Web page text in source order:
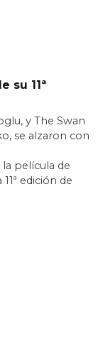
su 11ª
y The Swan
se alzaron con
película de
edición de